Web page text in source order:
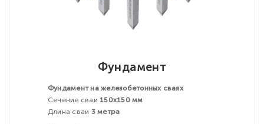
Фундамент
Фундамент на железобетонных сваях
Сечение сваи 150х150 мм
Длина сваи 3 метра